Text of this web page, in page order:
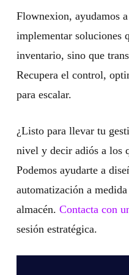
Flownexion, ayudamos
implementar soluciones
inventario, sino que
Recupera el control,
para escalar.
¿Listo para llevar tu
nivel y decir adiós a los
Podemos ayudarte a
automatización a
almacén. Contacta con
sesión estratégica.